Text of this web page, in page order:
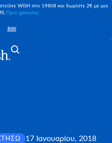
WISH στο 19808 και δωρίστε 2€ με μια
Όροι χρέωσης
17 Ιανουαρίου, 2018